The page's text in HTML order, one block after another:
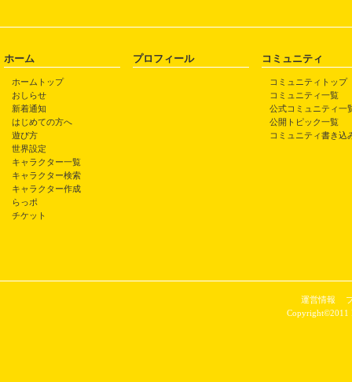
ホーム
ホームトップ
おしらせ
新着通知
はじめての方へ
遊び方
世界設定
キャラクター一覧
キャラクター検索
キャラクター作成
らっポ
チケット
プロフィール コミュニティ
コミュニティトップ
コミュニティ一覧
公式コミュニティ一
公開トピック一覧
コミュニティ書き込
運営情報
Copyright©2011